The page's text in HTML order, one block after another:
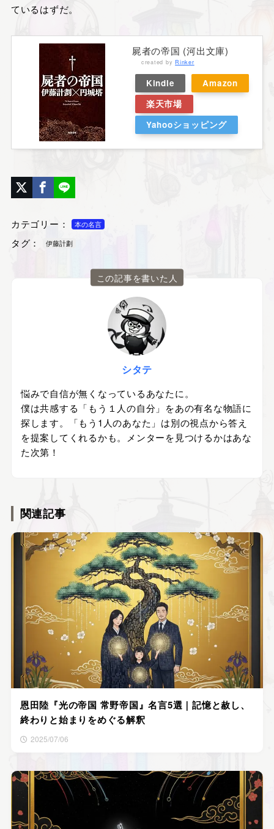
ているはずだ。
屍者の帝国 (河出文庫)
created byRinker
Kindle
Amazon
楽天市場
Yahooショッピング
カテゴリー： 本の名言
タグ： 伊藤計劃
この記事を書いた人
シタテ
悩みで自信が無くなっているあなたに。
僕は共感する「もう１人の自分」をあの有名な物語に
探します。「もう1人のあなた」は別の視点から答え
を提案してくれるかも。メンターを見つけるかはあな
た次第！
関連記事
恩田陸『光の帝国 常野帝国』名言5選｜記憶と赦し、
終わりと始まりをめぐる解釈
2025/07/06